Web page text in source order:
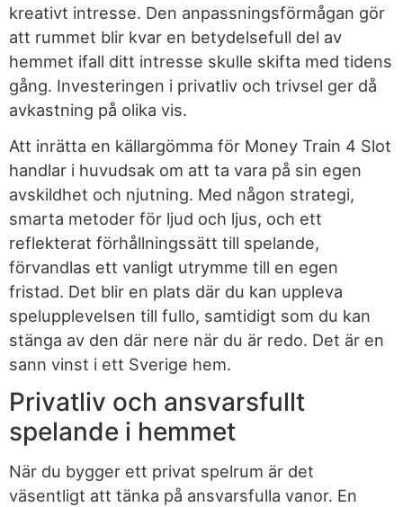
kreativt intresse. Den anpassningsförmågan gör
att rummet blir kvar en betydelsefull del av
hemmet ifall ditt intresse skulle skifta med tidens
gång. Investeringen i privatliv och trivsel ger då
avkastning på olika vis.
Att inrätta en källargömma för Money Train 4 Slot
handlar i huvudsak om att ta vara på sin egen
avskildhet och njutning. Med någon strategi,
smarta metoder för ljud och ljus, och ett
reflekterat förhållningssätt till spelande,
förvandlas ett vanligt utrymme till en egen
fristad. Det blir en plats där du kan uppleva
spelupplevelsen till fullo, samtidigt som du kan
stänga av den där nere när du är redo. Det är en
sann vinst i ett Sverige hem.
Privatliv och ansvarsfullt
spelande i hemmet
När du bygger ett privat spelrum är det
väsentligt att tänka på ansvarsfulla vanor. En